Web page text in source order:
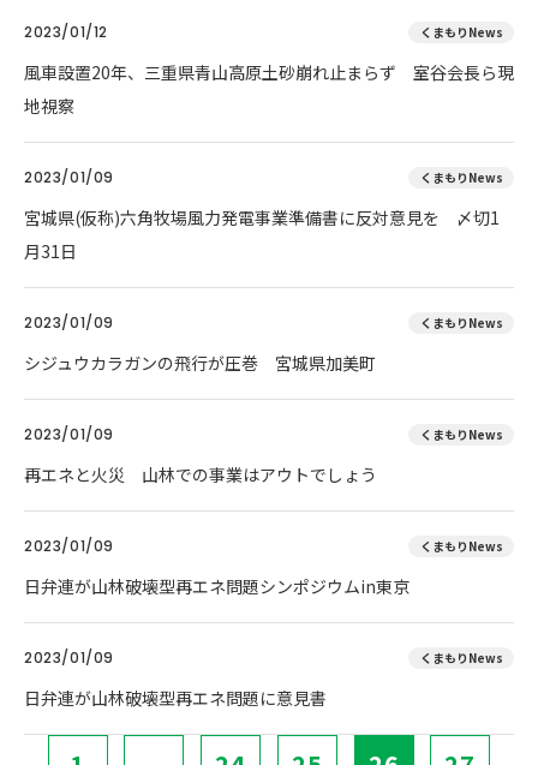
2023/01/12 くまもりNews
風車設置20年、三重県青山高原土砂崩れ止まらず 室谷会長ら現
地視察
2023/01/09 くまもりNews
宮城県(仮称)六角牧場風力発電事業準備書に反対意見を 〆切1
月31日
2023/01/09 くまもりNews
シジュウカラガンの飛行が圧巻 宮城県加美町
2023/01/09 くまもりNews
再エネと火災 山林での事業はアウトでしょう
2023/01/09 くまもりNews
日弁連が山林破壊型再エネ問題シンポジウムin東京
2023/01/09 くまもりNews
日弁連が山林破壊型再エネ問題に意見書